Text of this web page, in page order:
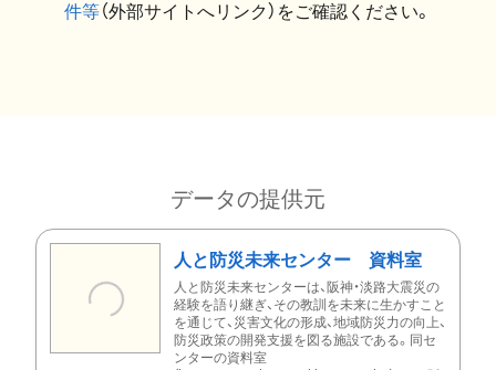
件等（外部サイトへリンク）をご確認ください。
データの提供元
人と防災未来センター 資料室
人と防災未来センターは、阪神・淡路大震災の
経験を語り継ぎ、その教訓を未来に生かすこと
を通じて、災害文化の形成、地域防災力の向上、
防災政策の開発支援を図る施設である。同セ
ンターの資料室